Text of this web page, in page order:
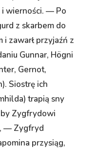
i wierności. — Po
z skarbem do
zawarł przyjaźń z
Gunnar, Högni
Gernot,
Siostrę ich
trapią sny
by Zygfrydowi
— Zygfryd
przysiąg,